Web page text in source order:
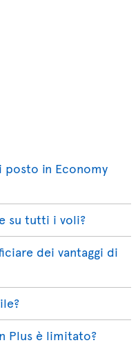
posto in Economy
su tutti i voli?
dei vantaggi di
Plus è limitato?